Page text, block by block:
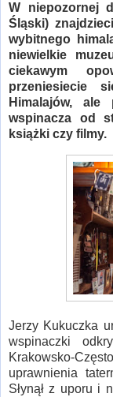
W niepozornej
Śląski)
wybitnego
niewielkie
ciekawym
przeniesiecie
Himalajów, ale
wspinacza od
książki czy filmy.
Jerzy Kukuczka
wspinaczki
Krakowsko-
uprawnienia
Słynął z uporu i